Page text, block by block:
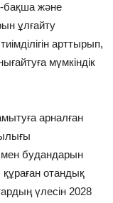
бақша және
ұлғайту
арттырып,
мүмкіндік
арналған
будандарын
отандық
үлесін 2028